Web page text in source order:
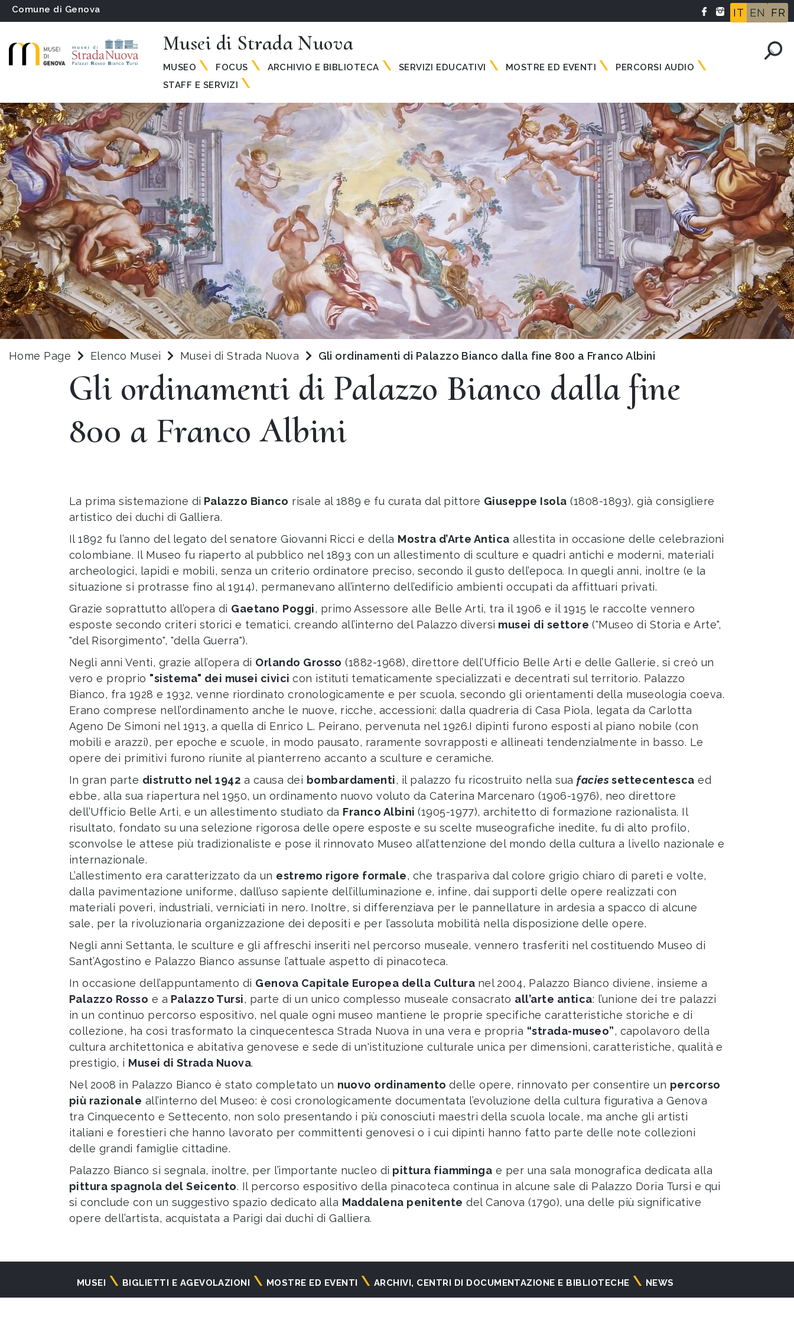
Comune di Genova IT EN FR
Musei di Strada Nuova
MUSEO FOCUS ARCHIVIO E BIBLIOTECA SERVIZI EDUCATIVI MOSTRE ED EVENTI
PERCORSI AUDIO
STAFF E SERVIZI
Home Page Elenco Musei Musei di Strada Nuova Gli ordinamenti di Palazzo Bianco dalla fine 800 a Franco Albini
Gli ordinamenti di Palazzo Bianco dalla fine
800 a Franco Albini
La prima sistemazione di Palazzo Bianco risale al 1889 e fu curata dal pittore Giuseppe Isola (1808-1893), già consigliere
artistico dei duchi di Galliera.
Il 1892 fu l’anno del legato del senatore Giovanni Ricci e della Mostra d’Arte Antica allestita in occasione delle celebrazioni
colombiane. Il Museo fu riaperto al pubblico nel 1893 con un allestimento di sculture e quadri antichi e moderni, materiali
archeologici, lapidi e mobili, senza un criterio ordinatore preciso, secondo il gusto dell’epoca. In quegli anni, inoltre (e la
situazione si protrasse fino al 1914), permanevano all’interno dell’edificio ambienti occupati da affittuari privati.
Grazie soprattutto all’opera di Gaetano Poggi, primo Assessore alle Belle Arti, tra il 1906 e il 1915 le raccolte vennero
esposte secondo criteri storici e tematici, creando all’interno del Palazzo diversi musei di settore ("Museo di Storia e Arte",
"del Risorgimento", "della Guerra").
Negli anni Venti, grazie all’opera di Orlando Grosso (1882-1968), direttore dell’Ufficio Belle Arti e delle Gallerie, si creò un
vero e proprio "sistema" dei musei civicicon istituti tematicamente specializzati e decentrati sul territorio. Palazzo
Bianco, fra 1928 e 1932, venne riordinato cronologicamente e per scuola, secondo gli orientamenti della museologia coeva.
Erano comprese nell’ordinamento anche le nuove, ricche, accessioni: dalla quadreria di Casa Piola, legata da Carlotta
Ageno De Simoni nel 1913, a quella di Enrico L. Peirano, pervenuta nel 1926.I dipinti furono esposti al piano nobile (con
mobili e arazzi), per epoche e scuole, in modo pausato, raramente sovrapposti e allineati tendenzialmente in basso. Le
opere dei primitivi furono riunite al pianterreno accanto a sculture e ceramiche.
In gran parte distrutto nel 1942 a causa dei bombardamenti, il palazzo fu ricostruito nella suafaciessettecentesca ed
ebbe, alla sua riapertura nel 1950, un ordinamento nuovo voluto da Caterina Marcenaro (1906-1976), neo direttore
dell’Ufficio Belle Arti, e un allestimento studiato da Franco Albini(1905-1977), architetto di formazione razionalista. Il
risultato, fondato su una selezione rigorosa delle opere esposte e su scelte museografiche inedite, fu di alto profilo,
sconvolse le attese più tradizionaliste e pose il rinnovato Museo all’attenzione del mondo della cultura a livello nazionale e
internazionale.
L’allestimento era caratterizzato da un estremo rigore formale, che traspariva dal colore grigio chiaro di pareti e volte,
dalla pavimentazione uniforme, dall’uso sapiente dell’illuminazione e, infine, dai supporti delle opere realizzati con
materiali poveri, industriali, verniciati in nero. Inoltre, si differenziava per le pannellature in ardesia a spacco di alcune
sale, per la rivoluzionaria organizzazione dei depositi e per l’assoluta mobilità nella disposizione delle opere.
Negli anni Settanta, le sculture e gli affreschi inseriti nel percorso museale, vennero trasferiti nel costituendo Museo di
Sant’Agostino e Palazzo Bianco assunse l’attuale aspetto di pinacoteca.
In occasione dell’appuntamento di Genova Capitale Europea della Cultura nel 2004, Palazzo Bianco diviene, insieme a
Palazzo Rosso e a Palazzo Tursi, parte di un unico complesso museale consacrato all’arte antica: l’unione dei tre palazzi
in un continuo percorso espositivo, nel quale ogni museo mantiene le proprie specifiche caratteristiche storiche e di
collezione, ha così trasformato la cinquecentesca Strada Nuova in una vera e propria “strada-museo”, capolavoro della
cultura architettonica e abitativa genovese e sede di un'istituzione culturale unica per dimensioni, caratteristiche, qualità e
prestigio, i Musei di Strada Nuova.
Nel 2008 in Palazzo Bianco è stato completato un nuovo ordinamentodelle opere, rinnovato per consentire un percorso
più razionale all’interno del Museo: è così cronologicamente documentata l’evoluzione della cultura figurativa a Genova
tra Cinquecento e Settecento, non solo presentando i più conosciuti maestri della scuola locale, ma anche gli artisti
italiani e forestieri che hanno lavorato per committenti genovesi o i cui dipinti hanno fatto parte delle note collezioni
delle grandi famiglie cittadine.
Palazzo Bianco si segnala, inoltre, per l’importante nucleo di pittura fiamminga e per una sala monografica dedicata alla
pittura spagnola del Seicento. Il percorso espositivo della pinacoteca continua in alcune sale di Palazzo Doria Tursi e qui
si conclude con un suggestivo spazio dedicato alla Maddalena penitente del Canova (1790), una delle più significative
opere dell’artista, acquistata a Parigi dai duchi di Galliera.
Navigazione
MUSEI BIGLIETTI E AGEVOLAZIONI MOSTRE ED EVENTI ARCHIVI, CENTRI DI DOCUMENTAZIONE E BIBLIOTECHE NEWS